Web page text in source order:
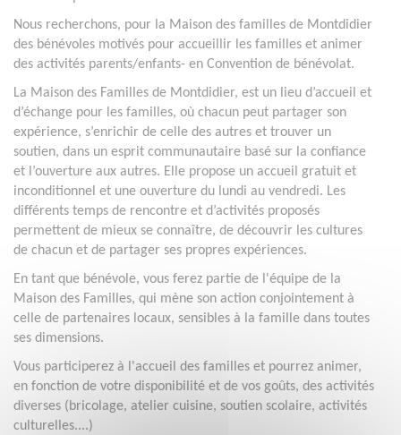
Nous recherchons, pour la Maison des familles de Montdidier
des bénévoles motivés pour accueillir les familles et animer
des activités parents/enfants- en Convention de bénévolat.
La Maison des Familles de Montdidier, est un lieu d’accueil et
d’échange pour les familles, où chacun peut partager son
expérience, s’enrichir de celle des autres et trouver un
soutien, dans un esprit communautaire basé sur la confiance
et l’ouverture aux autres. Elle propose un accueil gratuit et
inconditionnel et une ouverture du lundi au vendredi. Les
différents temps de rencontre et d’activités proposés
permettent de mieux se connaître, de découvrir les cultures
de chacun et de partager ses propres expériences.
En tant que bénévole, vous ferez partie de l'équipe de la
Maison des Familles, qui mène son action conjointement à
celle de partenaires locaux, sensibles à la famille dans toutes
ses dimensions.
Vous participerez à l'accueil des familles et pourrez animer,
en fonction de votre disponibilité et de vos goûts, des activités
diverses (bricolage, atelier cuisine, soutien scolaire, activités
culturelles....)